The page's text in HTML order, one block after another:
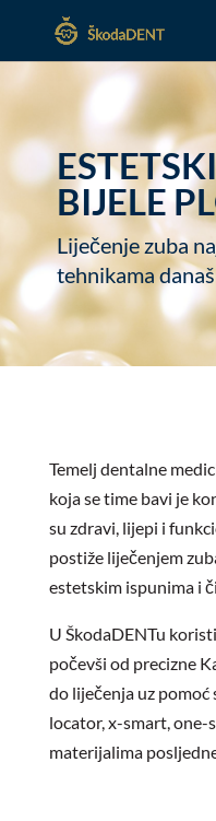
BIJELE
Liječenje zuba
tehnikama
Temelj dentalne
koja se time bavi je
su zdravi, lijepi i
postiže liječenjem
estetskim ispunima i
U ŠkodaDENTu
počevši od precizne
do liječenja uz
locator, x-smart,
materijalima